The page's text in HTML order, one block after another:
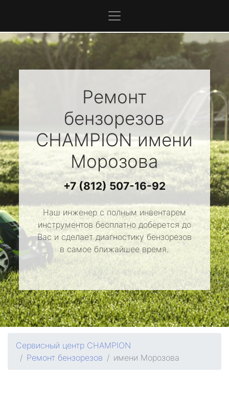
Ремонт
бензорезов
CHAMPIONимени
Морозова
+7 (812) 507-16-92
Наш инженер с полным инвентарем
инструментов бесплатно доберется до
Вас и сделает диагностику бензорезов
в самое ближайшее время.
Сервисный центр CHAMPION
Ремонт бензорезов
имени Морозова